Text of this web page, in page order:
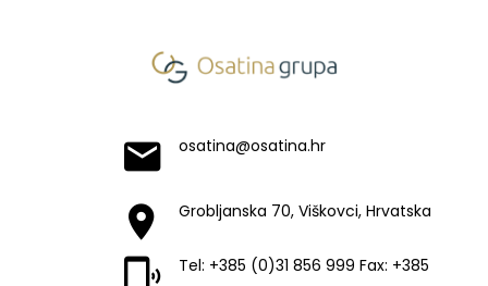
osatina@osatina.hr
Grobljanska 70, Viškovci, Hrvatska
Tel: +385 (0)31 856 999 Fax: +385